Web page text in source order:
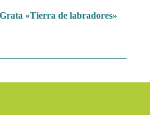
«Tierra de labradores»